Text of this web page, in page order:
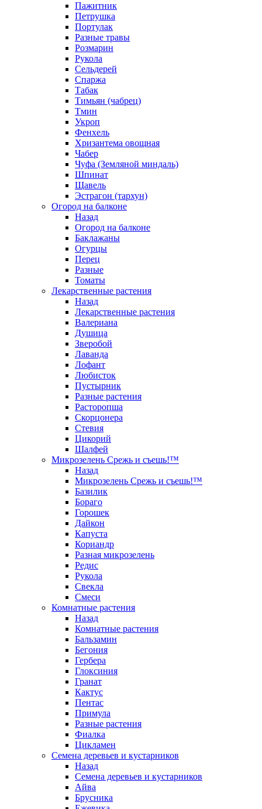
Пажитник
Петрушка
Портулак
Разные травы
Розмарин
Рукола
Сельдерей
Спаржа
Табак
Тимьян (чабрец)
Тмин
Укроп
Фенхель
Хризантема овощная
Чабер
Чуфа (Земляной миндаль)
Шпинат
Щавель
Эстрагон (тархун)
Огород на балконе
Назад
Огород на балконе
Баклажаны
Огурцы
Перец
Разные
Томаты
Лекарственные растения
Назад
Лекарственные растения
Валериана
Душица
Зверобой
Лаванда
Лофант
Любисток
Пустырник
Разные растения
Расторопша
Скорцонера
Стевия
Цикорий
Шалфей
Микрозелень Срежь и съешь!™
Назад
Микрозелень Срежь и съешь!™
Базилик
Бораго
Горошек
Дайкон
Капуста
Кориандр
Разная микрозелень
Редис
Рукола
Свекла
Смеси
Комнатные растения
Назад
Комнатные растения
Бальзамин
Бегония
Гербера
Глоксиния
Гранат
Кактус
Пентас
Примула
Разные растения
Фиалка
Цикламен
Семена деревьев и кустарников
Назад
Семена деревьев и кустарников
Айва
Брусника